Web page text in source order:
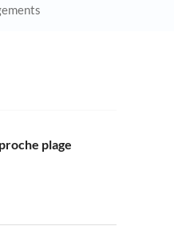
plage